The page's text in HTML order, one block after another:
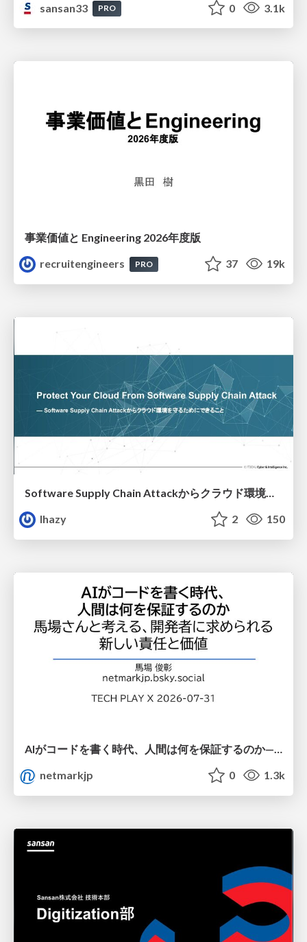
sansan33
PRO 0 3.1k
事業価値と Engineering 2026年度版
recruitengineers
PRO 37 19k
Software Supply Chain Attackからクラウド環境を守るためにできること
lhazy
2 150
netmarkjp
0 1.3k